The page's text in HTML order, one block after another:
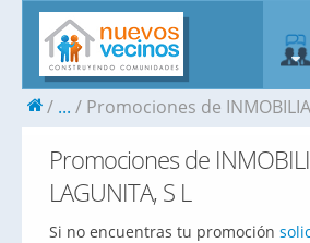
... Promociones de
Promociones de
LAGUNITA, S L
Si no encuentras tu promoción